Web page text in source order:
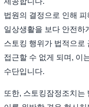
법원의 결정으로 인해
일상생활을 보다 안전하
스토킹 행위가 법적으로
접근할 수 없게 되며, 이
수단입니다.
또한, 스토킹잠정조치는